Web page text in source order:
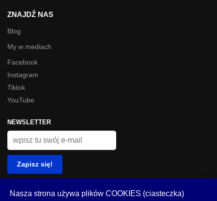
ZNAJDŹ NAS
Blog
My w mediach
Facebook
Instagram
Tiktok
YouTube
NEWSLETTER
© Look Inside 2023
Nasza strona używa plików COOKIES (ciasteczka)